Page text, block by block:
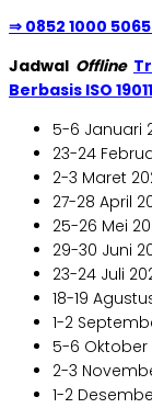
⇒ 0852 1000
Jadwal Offline
Berbasis ISO
5-6 Januari
23-24
2-3 Maret
27-28 April
25-26 Mei
29-30 Juni
23-24 Juli
18-19
1-2
5-6 Oktober
2-3
1-2